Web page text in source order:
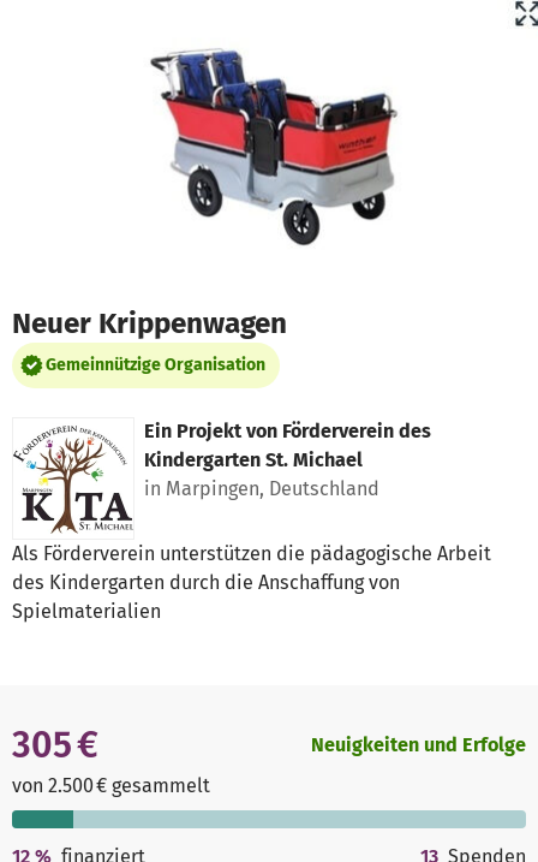
Neuer Krippenwagen
Gemeinnützige Organisation
Ein Projekt von Förderverein des
Kindergarten St. Michael
in Marpingen, Deutschland
Als Förderverein unterstützen die pädagogische Arbeit
des Kindergarten durch die Anschaffung von
Spielmaterialien
305 €
von 2.500 € gesammelt
Neuigkeiten und Erfolge
12 % finanziert 13 Spenden